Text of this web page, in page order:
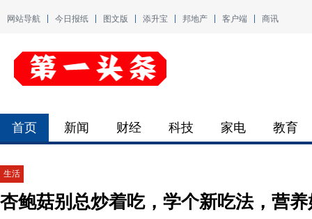
网站导航 今日报纸 图文版 添升宝 邦地产 客户端 商讯
首页 新闻 财经 科技 家电 教育
生活
杏鲍菇别总炒着吃，学个新吃法，营